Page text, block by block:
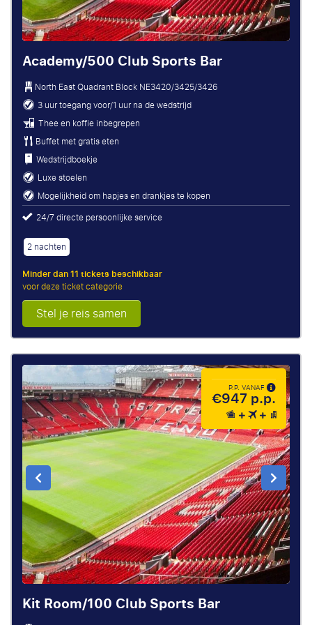
Academy/500 Club Sports Bar
North East Quadrant BlockNE3420/3425/3426
3 uur toegang voor/1 uur na de wedstrijd
Thee en koffie inbegrepen
Buffet met gratis eten
Wedstrijdboekje
Luxe stoelen
Mogelijkheid om hapjes en drankjes te kopen
24/7 directe persoonlijke service
2 nachten
Minder dan 11 tickets beschikbaar
voor deze ticket categorie
Stel je reis samen
P.P. VANAF
€947 p.p.
Kit Room/100 Club Sports Bar